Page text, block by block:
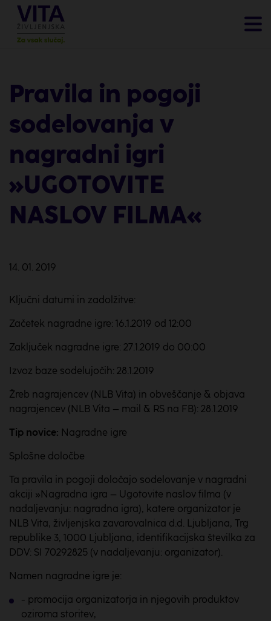
Pravila in pogoji
sodelovanja v
nagradni igri
»UGOTOVITE
NASLOV FILMA«
14. 01. 2019
Ključni datumi in zadolžitve:
Začetek nagradne igre: 16.1.2019 od 12:00
Zaključek nagradne igre: 27.1.2019 do 00:00
Izvoz baze sodelujočih: 28.1.2019
Žreb nagrajencev (NLB Vita) in obveščanje & objava
nagrajencev (NLB Vita – mail & RS na FB): 28.1.2019
Tip novice: Nagradne igre
Splošne določbe
Ta pravila in pogoji določajo sodelovanje v nagradni
akciji »Nagradna igra – Ugotovite naslov filma (v
nadaljevanju: nagradna igra), katere organizator je
NLB Vita, življenjska zavarovalnica d.d. Ljubljana, Trg
republike 3, 1000 Ljubljana, identifikacijska številka za
DDV: SI 70292825 (v nadaljevanju: organizator).
Namen nagradne igre je:
- promocija organizatorja in njegovih produktov
oziroma storitev,